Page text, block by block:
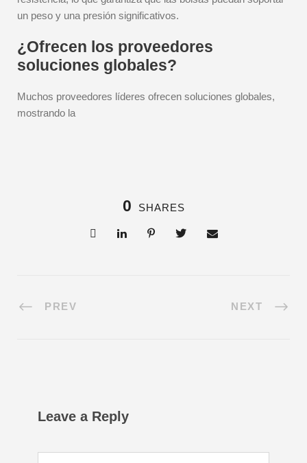
un peso y una presión significativos.
¿Ofrecen los proveedores
soluciones globales?
Muchos proveedores líderes ofrecen soluciones globales,
mostrando la
0 SHARES
PREV NEXT
Leave a Reply